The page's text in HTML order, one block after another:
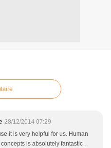
28/12/2014 07:29
it is very helpful for us. Human
is absolutely fantastic .